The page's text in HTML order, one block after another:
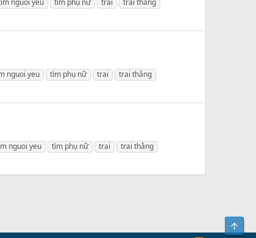
nguoi yeu tìm phụ nữ trai
trai thằng
nguoi yeu tìm phụ nữ trai
trai thằng
nguoi yeu tìm phụ nữ trai
trai thằng